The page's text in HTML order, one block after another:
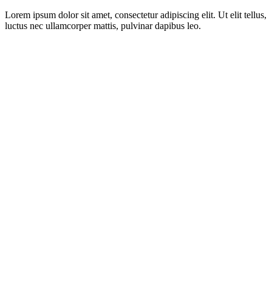
Lorem ipsum dolor sit amet, consectetur adipiscing elit. Ut elit tellus,
luctus nec ullamcorper mattis, pulvinar dapibus leo.